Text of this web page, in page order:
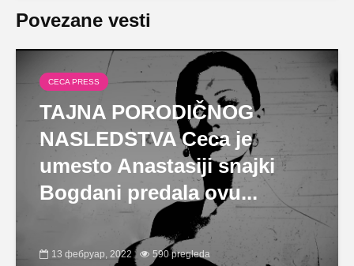
Povezane vesti
CECA PRESS
TAJNA PORODIČNOG
NASLEDSTVA Ceca je
umesto Anastasiji snajki
Bogdani predala ovu...
13 фебруар, 2022 590 pregleda